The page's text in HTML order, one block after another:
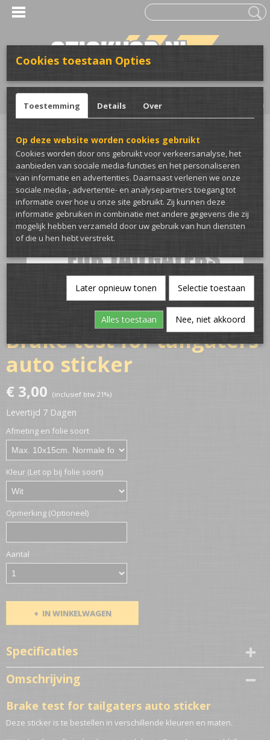
Inloggen Registreren
(0)
Home >Stickers>Voor de auto>Overige stickers>Brake test for
tailgaters auto sticker
Brake test for tailgaters
auto sticker
€ 3,00 (inclusief btw 21%)
Levertijd 7 Dagen
Afmeting en folie soort
Kleur (Let op bij folie soort)
Opmerking (Optioneel)
Aantal
IN WINKELWAGEN
Specificaties
Netto gewicht
0,10 Kg
Omschrijving
Brake test for tailgaters auto sticker
Deze sticker is te bestellen in verschillende kleuren en maten.
Cookies toestaan Opties
Toestemming Details Over
Op deze website worden cookies gebruikt
Cookies worden door ons gebruikt voor verkeersanalyse, het
aanbieden van sociale media-functies en het personaliseren
van informatie en advertenties. Daarnaast verlenen we onze
sociale media-, advertentie- en analysepartners toegang tot
informatie over hoe u onze site gebruikt. Zij kunnen deze
informatie gebruiken in combinatie met andere gegevens die zij
mogelijk hebben verzameld door uw gebruik van hun diensten
of die u hen hebt verstrekt.
Later opnieuw tonen Selectie toestaan
Alles toestaan Nee, niet akkoord